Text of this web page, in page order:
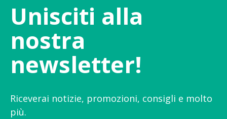
Unisciti alla
nostra
newsletter!
Riceverai notizie, promozioni, consigli e molto
più.